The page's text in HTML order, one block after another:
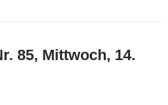
85, Mittwoch, 14.